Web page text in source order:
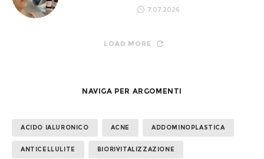
7.07.2026
LOAD MORE
NAVIGA PER ARGOMENTI
ACIDO IALURONICO ACNE ADDOMINOPLASTICA
ANTICELLULITE BIORIVITALIZZAZIONE